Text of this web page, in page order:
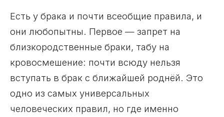
Есть у брака и почти всеобщие правила, и
они любопытны. Первое — запрет на
близкородственные браки, табу на
кровосмешение: почти всюду нельзя
вступать в брак с ближайшей роднёй. Это
одно из самых универсальных
человеческих правил, но где именно